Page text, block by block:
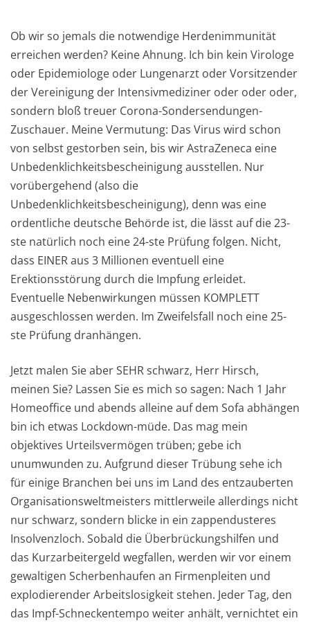
Ob wir so jemals die notwendige Herdenimmunität
erreichen werden? Keine Ahnung. Ich bin kein Virologe
oder Epidemiologe oder Lungenarzt oder Vorsitzender
der Vereinigung der Intensivmediziner oder oder oder,
sondern bloß treuer Corona-Sondersendungen-
Zuschauer. Meine Vermutung: Das Virus wird schon
von selbst gestorben sein, bis wir AstraZeneca eine
Unbedenklichkeitsbescheinigung ausstellen. Nur
vorübergehend (also die
Unbedenklichkeitsbescheinigung), denn was eine
ordentliche deutsche Behörde ist, die lässt auf die 23-
ste natürlich noch eine 24-ste Prüfung folgen. Nicht,
dass EINER aus 3 Millionen eventuell eine
Erektionsstörung durch die Impfung erleidet.
Eventuelle Nebenwirkungen müssen KOMPLETT
ausgeschlossen werden. Im Zweifelsfall noch eine 25-
ste Prüfung dranhängen.
Jetzt malen Sie aber SEHR schwarz, Herr Hirsch,
meinen Sie? Lassen Sie es mich so sagen: Nach 1 Jahr
Homeoffice und abends alleine auf dem Sofa abhängen
bin ich etwas Lockdown-müde. Das mag mein
objektives Urteilsvermögen trüben; gebe ich
unumwunden zu. Aufgrund dieser Trübung sehe ich
für einige Branchen bei uns im Land des entzauberten
Organisationsweltmeisters mittlerweile allerdings nicht
nur schwarz, sondern blicke in ein zappendusteres
Insolvenzloch. Sobald die Überbrückungshilfen und
das Kurzarbeitergeld wegfallen, werden wir vor einem
gewaltigen Scherbenhaufen an Firmenpleiten und
explodierender Arbeitslosigkeit stehen. Jeder Tag, den
das Impf-Schneckentempo weiter anhält, vernichtet ein